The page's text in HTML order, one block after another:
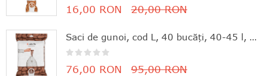
16,00 RON 20,00 RON
Saci de gunoi, cod L, 40 bucăţi, 40-45 l, Brabantia - 8710755138645
76,00 RON 95,00 RON